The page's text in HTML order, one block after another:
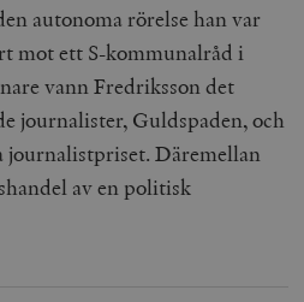
autonoma rörelse han var
mot ett S-kommunalråd i
vann Fredriksson det
journalister, Guldspaden, och
journalistpriset. Däremellan
av en politisk